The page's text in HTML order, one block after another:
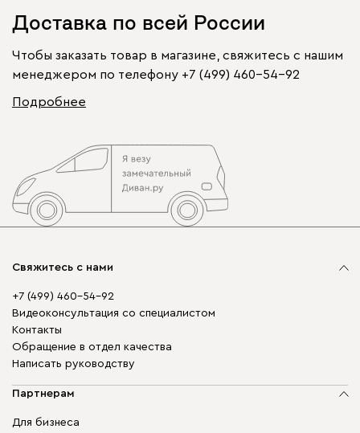
Доставка по всей России
Чтобы заказать товар в магазине, свяжитесь с нашим
менеджером по телефону +7 (499) 460-54-92
Подробнее
Свяжитесь с нами
+7 (499) 460-54-92
Видеоконсультация со специалистом
Контакты
Обращение в отдел качества
Написать руководству
Партнерам
Для бизнеса